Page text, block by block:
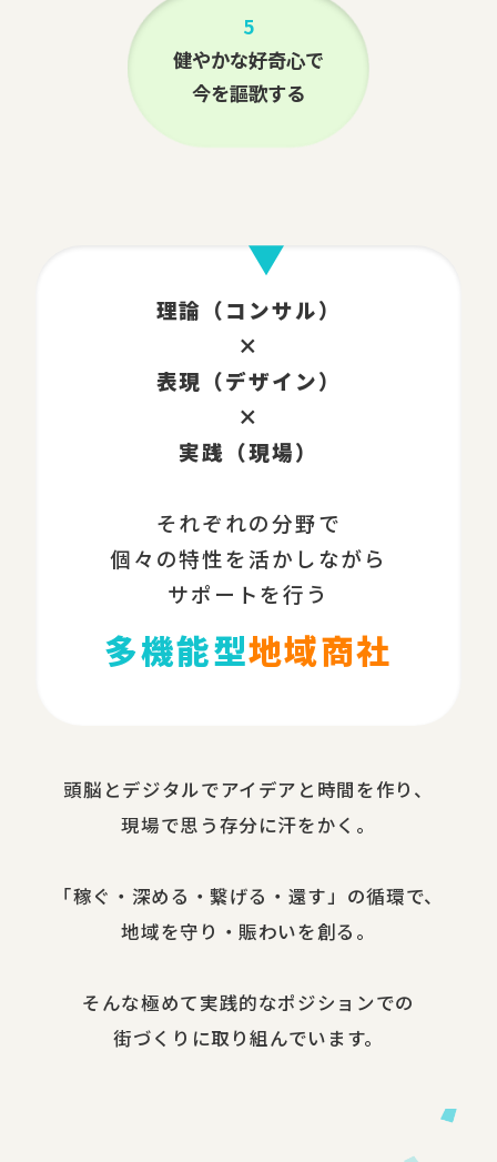
5
健やかな好奇心で
今を謳歌する
理論（コンサル）
×
表現（デザイン）
×
実践（現場）
それぞれの分野で
個々の特性を活かしながら
サポートを行う
多機能型地域商社
頭脳と​デジタルで​アイデアと​時間を​作り、​
現場で​思う​存分に​汗を​かく。
​「稼ぐ・​深める​・繋げる・還す」の​循環で、​
地域を​守り・​賑わいを​創る。
​そんな​極めて​実践的な​ポジションでの​
街づくりに​取り組んでいます。​